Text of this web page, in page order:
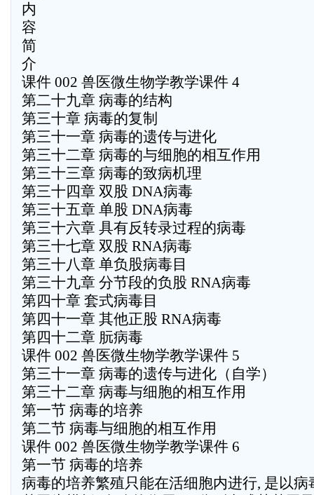
内
容
简
介
课件 002 兽医微生物学教学课件 4
第二十九章 病毒的结构
第三十章 病毒的复制
第三十一章 病毒的遗传与进化
第三十二章 病毒的与细胞的相互作用
第三十三章 病毒的致病机理
第三十四章 双股 DNA病毒
第三十五章 单股 DNA病毒
第三十六章 具有反转录过程的病毒
第三十七章 双股 RNA病毒
第三十八章 单负股病毒目
第三十九章 分节段的负股 RNA病毒
第四十章 套式病毒目
第四十一章 其他正股 RNA病毒
第四十二章 朊病毒
课件 002 兽医微生物学教学课件 5
第三十一章 病毒的遗传与进化（自学）
第三十二章 病毒与细胞的相互作用
第一节 病毒的培养
第二节 病毒与细胞的相互作用
课件 002 兽医微生物学教学课件 6
第一节 病毒的培养
病毒的培养繁殖只能在活细胞内进行, 是以病